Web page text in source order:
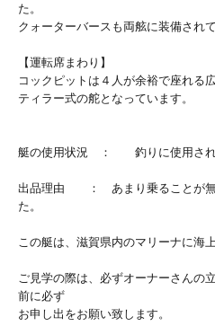
た。
クォーターバースも両舷に装備されて
【運転席まわり】
コックピットは４人が余裕で座れる広
ティラー式の舵となっています。
艇の使用状況 ： 釣りに使用され
出品理由 ： あまり乗ることが無
た。
この艇は、滋賀県内のマリーナに海
ご見学の際は、必ずオーナーさんの
前に必ず
お申し出をお願い致します。